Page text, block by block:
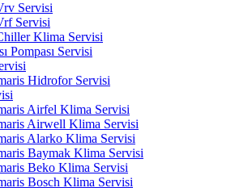
Servisi
Servisi
Klima Servisi
Pompası Servisi
Hidrofor Servisi
Airfel Klima Servisi
Airwell Klima Servisi
Alarko Klima Servisi
Baymak Klima Servisi
Beko Klima Servisi
Bosch Klima Servisi